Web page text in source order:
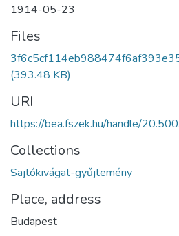
1914-05-23
Files
(393.48 KB)
URI
https://bea.fszek.hu/handle/
Collections
Sajtókivágat-gyűjtemény
Place, address
Budapest